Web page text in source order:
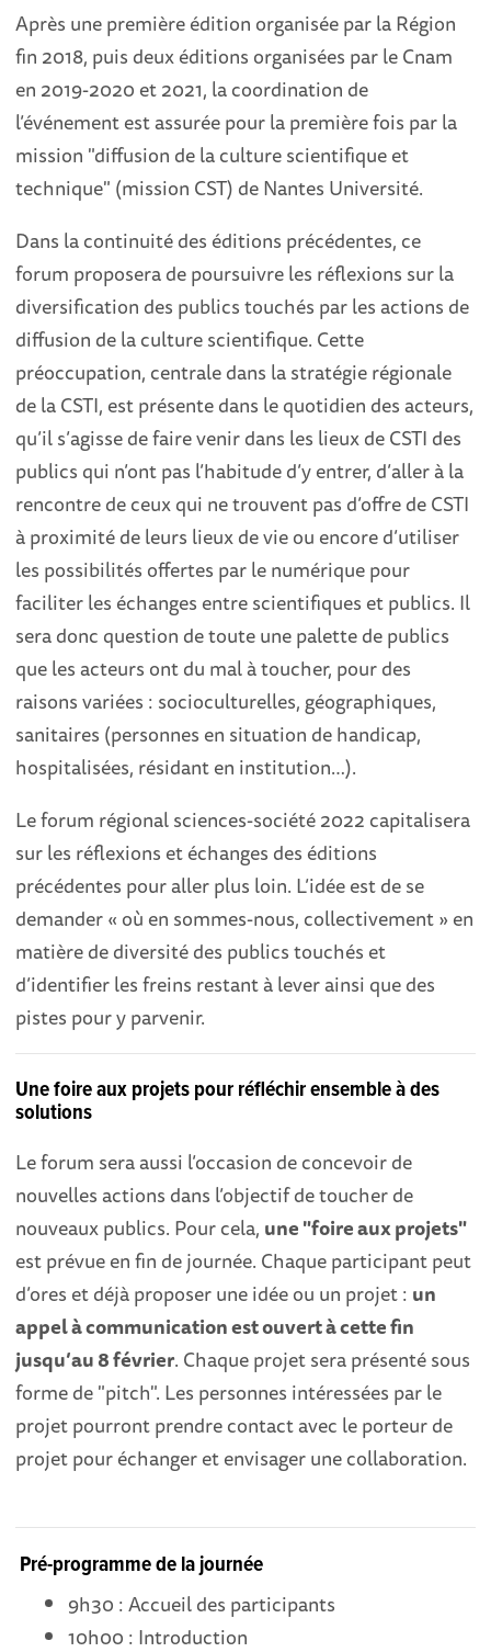
Après une première édition organisée par la Région
fin 2018, puis deux éditions organisées par le Cnam
en 2019-2020 et 2021, la coordination de
l’événement est assurée pour la première fois par la
mission "diffusion de la culture scientifique et
technique" (mission CST) de Nantes Université.
Dans la continuité des éditions précédentes, ce
forum proposera de poursuivre les réflexions sur la
diversification des publics touchés par les actions de
diffusion de la culture scientifique. Cette
préoccupation, centrale dans la stratégie régionale
de la CSTI, est présente dans le quotidien des acteurs,
qu’il s’agisse de faire venir dans les lieux de CSTI des
publics qui n’ont pas l’habitude d’y entrer, d’aller à la
rencontre de ceux qui ne trouvent pas d’offre de CSTI
à proximité de leurs lieux de vie ou encore d’utiliser
les possibilités offertes par le numérique pour
faciliter les échanges entre scientifiques et publics. Il
sera donc question de toute une palette de publics
que les acteurs ont du mal à toucher, pour des
raisons variées : socioculturelles, géographiques,
sanitaires (personnes en situation de handicap,
hospitalisées, résidant en institution…).
Le forum régional sciences-société 2022 capitalisera
sur les réflexions et échanges des éditions
précédentes pour aller plus loin. L’idée est de se
demander « où en sommes-nous, collectivement » en
matière de diversité des publics touchés et
d’identifier les freins restant à lever ainsi que des
pistes pour y parvenir.
Une foire aux projets pour réfléchir ensemble à des
solutions
Le forum sera aussi l’occasion de concevoir de
nouvelles actions dans l’objectif de toucher de
nouveaux publics. Pour cela, une "foire aux projets"
est prévue en fin de journée. Chaque participant peut
d’ores et déjà proposer une idée ou un projet : un
appel à communication est ouvert à cette fin
jusqu’au 8 février. Chaque projet sera présenté sous
forme de "pitch". Les personnes intéressées par le
projet pourront prendre contact avec le porteur de
projet pour échanger et envisager une collaboration.
Pré-programme de la journée
9h30 : Accueil des participants
10h00 : Introduction